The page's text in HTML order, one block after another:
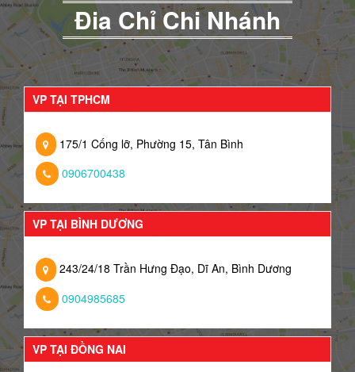
Đia Chỉ Chi Nhánh
VP TẠI TPHCM
175/1 Cống lỡ, Phường 15, Tân Bình
0906700438
VP TẠI BÌNH DƯƠNG
243/24/18 Trần Hưng Đạo, Dĩ An, Bình Dương
0904985685
VP TẠI ĐỒNG NAI